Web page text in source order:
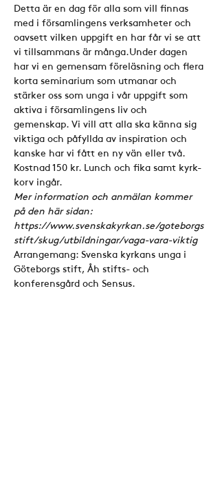
Detta är en dag för alla som vill finnas
med i församlingens verksamheter och
oavsett vilken uppgift en har får vi se att
vi tillsammans är många.Under dagen
har vi en gemensam föreläsning och flera
korta seminarium som utmanar och
stärker oss som unga i vår uppgift som
aktiva i församlingens liv och
gemenskap. Vi vill att alla ska känna sig
viktiga och påfyllda av inspiration och
kanske har vi fått en ny vän eller två.
Kostnad 150 kr. Lunch och fika samt kyrk-
korv ingår.
Mer information och anmälan kommer
på den här sidan:
https://www.svenskakyrkan.se/goteborgs
stift/skug/utbildningar/vaga-vara-viktig
Arrangemang: Svenska kyrkans unga i
Göteborgs stift, Åh stifts- och
konferensgård och Sensus.